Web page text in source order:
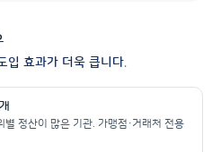
입 효과가 더욱 큽니다.
별 정산이 많은 기관. 가맹점·거래처 전용